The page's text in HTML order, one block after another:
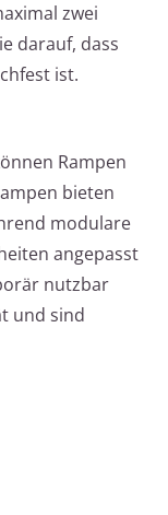
zwei
darauf, dass
ist.
Rampen
bieten
modulare
angepasst
nutzbar
und sind